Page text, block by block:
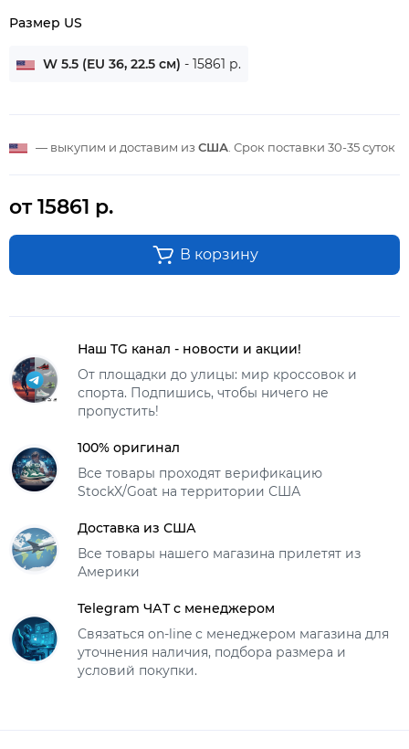
Размер US
W 5.5 (EU 36, 22.5 см) - 15861 р.
— выкупим и доставим из США . Срок поставки 30-35 суток
от 15861 р.
В корзину
Наш TG канал - новости и акции!
От площадки до улицы: мир кроссовок и
спорта. Подпишись, чтобы ничего не
пропустить!
100% оригинал
Все товары проходят верификацию
StockX/Goat на территории США
Доставка из США
Все товары нашего магазина прилетят из
Америки
Telegram ЧАТ с менеджером
Связаться on-line с менеджером магазина для
уточнения наличия, подбора размера и
условий покупки.